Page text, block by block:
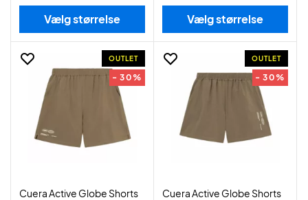
Vælg størrelse Vælg størrelse
OUTLET
- 30%
Cuera Active Globe Shorts
OUTLET
- 30%
Cuera Active Globe Shorts